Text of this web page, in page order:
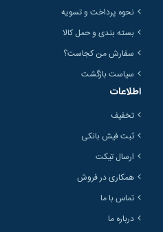
نحوه پرداخت و تسویه
بسته بندی و حمل کالا
سفارش من کجاست؟
سیاست بازگشت
اطلاعات
تخفیف
ثبت فیش بانکی
ارسال تیکت
همکاری در فروش
تماس با ما
درباره ما